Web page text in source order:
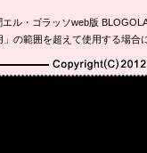
ル・ゴラッソweb版
の範囲を超えて使用する場
Copyright(C)2010-